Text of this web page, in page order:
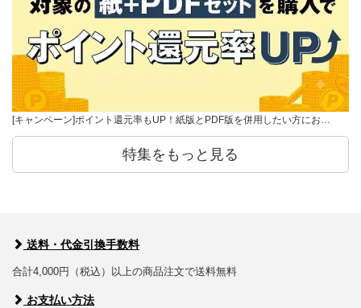
[キャンペーン]ポイント還元率もUP！紙版とPDF版を併用したい方にお…
特集をもっと見る
送料・代金引換手数料
合計4,000円（税込）以上の商品注文で送料無料
お支払い方法